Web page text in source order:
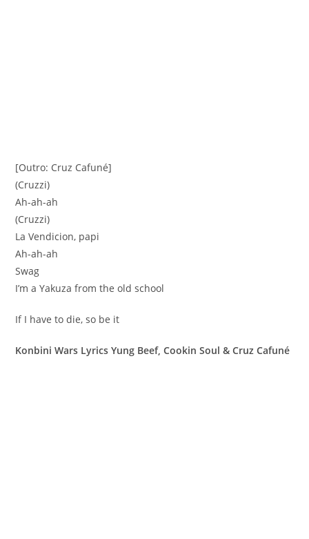
[Outro: Cruz Cafuné]
(Cruzzi)
Ah-ah-ah
(Cruzzi)
La Vendicion, papi
Ah-ah-ah
Swag
I’m a Yakuza from the old school
If I have to die, so be it
Konbini Wars Lyrics Yung Beef, Cookin Soul & Cruz Cafuné